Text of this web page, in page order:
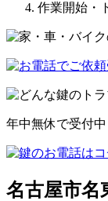
作業開始・
年中無休で受付中
名古屋市